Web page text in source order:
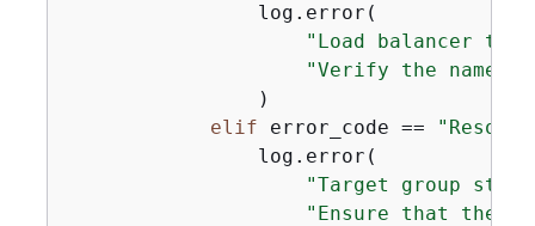
                log.error(
"Load balancer
"Verify the name
                )
elif error_code ==
                log.error(
"Target group
"Ensure that the